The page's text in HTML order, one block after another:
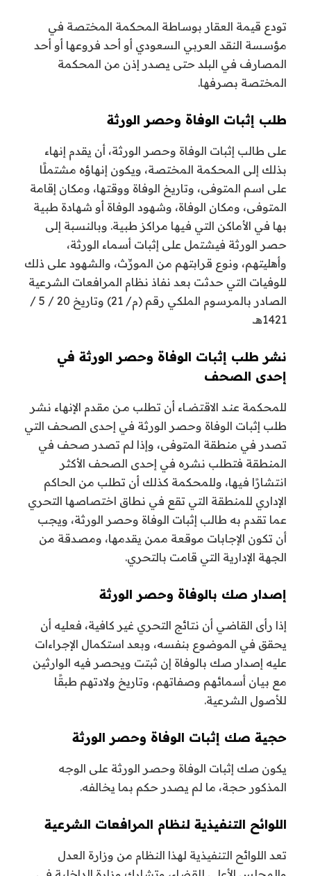
تودع قيمة العقار بوساطة المحكمة المختصة في
مؤسسة النقد العربي السعودي أو أحد فروعها أو أحد
المصارف في البلد حتى يصدر إذن من المحكمة
المختصة بصرفها.
طلب إثبات الوفاة وحصر الورثة
على طالب إثبات الوفاة وحصر الورثة، أن يقدم إنهاء
بذلك إلى المحكمة المختصة، ويكون إنهاؤه مشتملًا
على اسم المتوفى، وتاريخ الوفاة ووقتها، ومكان إقامة
المتوفى، ومكان الوفاة، وشهود الوفاة أو شهادة طبية
بها في الأماكن التي فيها مراكز طبية. وبالنسبة إلى
حصر الورثة فيشتمل على إثبات أسماء الورثة،
وأهليتهم، ونوع قرابتهم من المورِّث، والشهود على ذلك
للوفيات التي حدثت بعد نفاذ نظام المرافعات الشرعية
الصادر بالمرسوم الملكي رقم (م/ 21) وتاريخ 20 / 5 /
1421هـ.
نشر طلب إثبات الوفاة وحصر الورثة في
إحدى الصحف
للمحكمة عنـد الاقتضـاء أن تطلب مـن مقدم الإنهاء نشر
طلب إثبات الوفاة وحصر الورثة في إحدى الصحف التي
تصدر في منطقة المتوفى، وإذا لم تصدر صحف في
المنطقة فتطلب نشره في إحدى الصحف الأكثر
انتشارًا فيها، وللمحكمة كذلك أن تطلب من الحاكم
الإداري للمنطقة التي تقع في نطاق اختصاصها التحري
عما تقدم به طالب إثبات الوفاة وحصر الورثة، ويجب
أن تكون الإجابات موقعة ممن يقدمها، ومصدقة من
الجهة الإدارية التي قامت بالتحري.
إصدار صك بالوفاة وحصر الورثة
إذا رأى القاضي أن نتائج التحري غير كافية، فعليه أن
يحقق في الموضوع بنفسه، وبعد استكمال الإجراءات
عليه إصدار صك بالوفاة إن ثبتت ويحصر فيه الوارثين
مع بيان أسمائهم وصفاتهم، وتاريخ ولادتهم طبقًا
للأصول الشرعية.
حجية صك إثبات الوفاة وحصر الورثة
يكون صك إثبات الوفاة وحصر الورثة على الوجه
المذكور حجة، ما لم يصدر حكم بما يخالفه.
اللوائح التنفيذية لنظام المرافعات الشرعية
تعد اللوائح التنفيذية لهذا النظام من وزارة العدل